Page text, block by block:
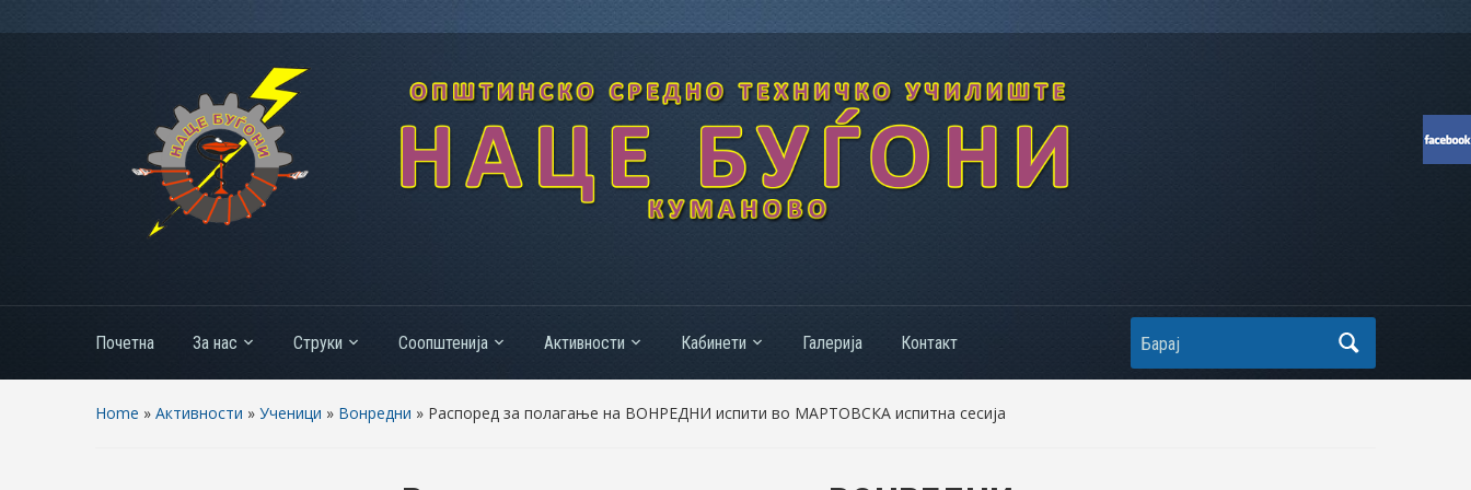
Почетна За нас Струки Соопштенија Активности Кабинети Галерија Контакт Search
Home » Активности » Ученици » Вонредни » Распоред за полагање на ВОНРЕДНИ испити во МАРТОВСКА испитна сесија